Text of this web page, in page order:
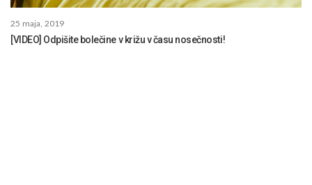
25 maja, 2019
[VIDEO] Odpišite bolečine v križu v času nosečnosti!